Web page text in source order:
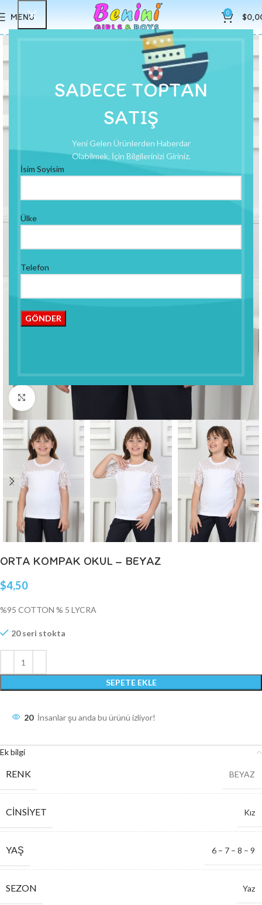
SADECE TOPTAN
SATIŞ
Yeni Gelen Ürünlerden Haberdar
Olabilmek. İçin Bilgilerinizi Giriniz.
İsim Soyisim
Ülke
Telefon
MENU 0 $
Click to enlarge
ORTA KOMPAK OKUL – BEYAZ
$4,50
%95 COTTON % 5 LYCRA
20 seri stokta
SEPETE EKLE
20 İnsanlar şu anda bu ürünü izliyor!
Ek bilgi
RENK BEYAZ
CINSIYET Kız
YAŞ 6 – 7 – 8 – 9
SEZON Yaz